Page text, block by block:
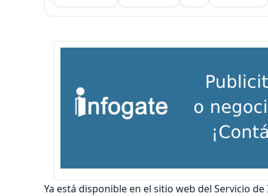
Ya está disponible en el sitio web del Servicio